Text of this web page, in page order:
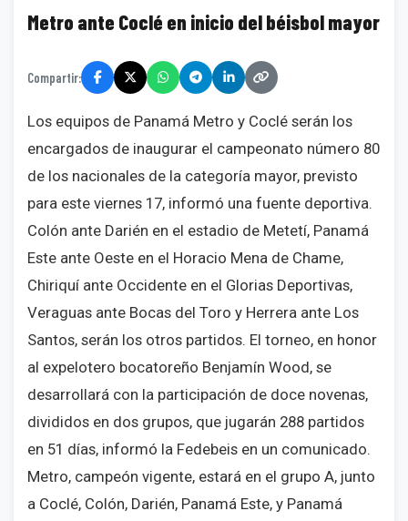
Metro ante Coclé en inicio del béisbol mayor
Compartir:
Los equipos de Panamá Metro y Coclé serán los
encargados de inaugurar el campeonato número 80
de los nacionales de la categoría mayor, previsto
para este viernes 17, informó una fuente deportiva.
Colón ante Darién en el estadio de Metetí, Panamá
Este ante Oeste en el Horacio Mena de Chame,
Chiriquí ante Occidente en el Glorias Deportivas,
Veraguas ante Bocas del Toro y Herrera ante Los
Santos, serán los otros partidos. El torneo, en honor
al expelotero bocatoreño Benjamín Wood, se
desarrollará con la participación de doce novenas,
divididos en dos grupos, que jugarán 288 partidos
en 51 días, informó la Fedebeis en un comunicado.
Metro, campeón vigente, estará en el grupo A, junto
a Coclé, Colón, Darién, Panamá Este, y Panamá